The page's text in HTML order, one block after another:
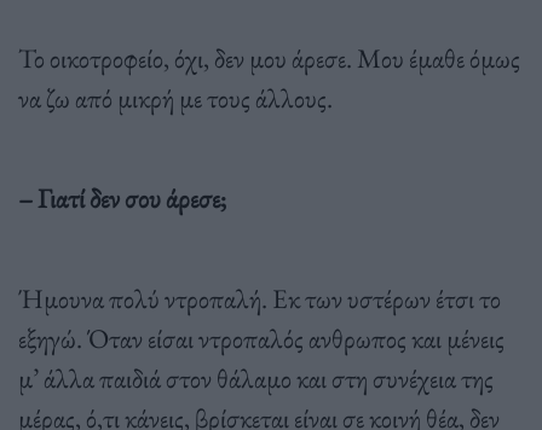
Το οικοτροφείο, όχι, δεν µου άρεσε. Μου έµαθε όµως
να ζω από µικρή µε τους άλλους.
– Γιατί δεν σου άρεσε;
Ήµουνα πολύ ντροπαλή. Εκ των υστέρων έτσι το
εξηγώ. Όταν είσαι ντροπαλός ανθρωπος και µένεις
µ’ άλλα παιδιά στον θάλαµο και στη συνέχεια της
µέρας, ό,τι κάνεις, βρίσκεται είναι σε κοινή θέα, δεν